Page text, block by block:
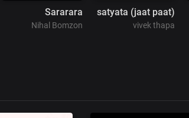
Sararara
Nihal Bomzon
satyata (jaat paat)
vivek thapa